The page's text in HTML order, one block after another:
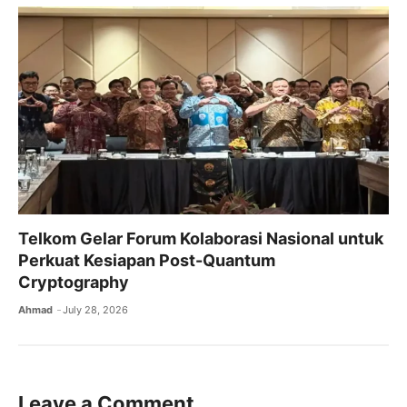
Telkom Gelar Forum Kolaborasi Nasional untuk
Perkuat Kesiapan Post-Quantum
Cryptography
Ahmad July 28, 2026